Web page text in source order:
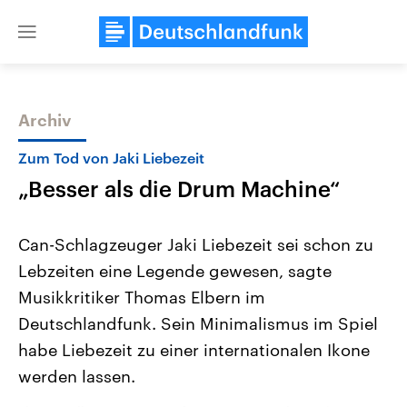
Close
Themen
Landtagswahl Sachsen-Anhalt
2026
Alle Informationen
Sachsen-Anhalt wählt am 6.
September 2026 einen neuen
Bundesland von einer Koalition aus
USA
Aktuelle Beiträge,
Hintergründe
Wirtschaftlich und
mit großem Einfluss auf
Archiv
Zum Tod von Jaki Liebezeit
„Besser als die Drum Machine“
Can-Schlagzeuger Jaki Liebezeit sei schon zu
Lebzeiten eine Legende gewesen, sagte
Musikkritiker Thomas Elbern im
Deutschlandfunk. Sein Minimalismus im Spiel
habe Liebezeit zu einer internationalen Ikone
werden lassen.